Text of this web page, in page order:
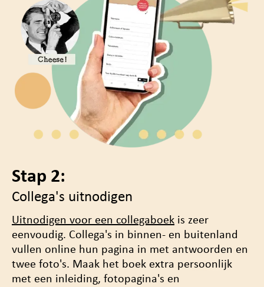
Stap 2:
Collega's uitnodigen
Uitnodigen voor een collegaboek is zeer
eenvoudig. Collega's in binnen- en buitenland
vullen online hun pagina in met antwoorden en
twee foto's. Maak het boek extra persoonlijk
met een inleiding, fotopagina's en